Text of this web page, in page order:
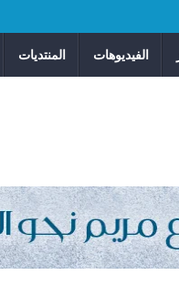
الفيديوهات المنتديات